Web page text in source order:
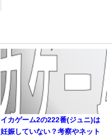
イカゲーム2の222番(ジュニ)は
妊娠していない？考察やネット